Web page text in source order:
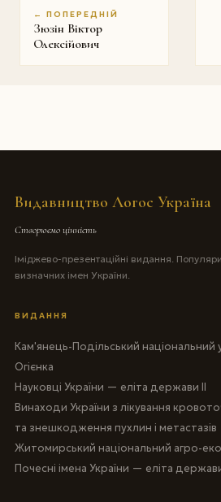
← ПОПЕРЕДНІЙ
Зюзін Віктор
Олексійович
Видавництво Логос Україна
Створюємо цінність
Іміджево-презентаційні видання.
визначних імен України.
ВИДАННЯ
Кам'янець-Подільський національний
Огієнка
Науковці України — еліта держави II
Винаходи України з лікування
та знешкодження пухлин і метастазів
Житомирський національний агро-
Почесні імена України — еліта